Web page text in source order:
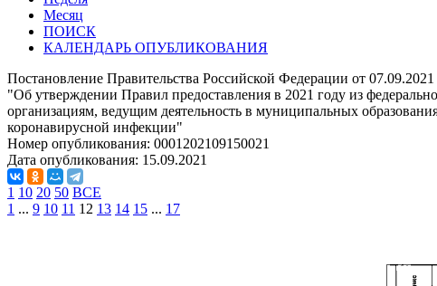
Месяц
ПОИСК
КАЛЕНДАРЬ ОПУБЛИКОВАНИЯ
Постановление Правительства Российской Федерации от
"Об утверждении Правил предоставления в 2021 году из
организациям, ведущим деятельность в муниципальных
коронавирусной инфекции"
Номер опубликования: 0001202109150021
Дата опубликования: 15.09.2021
1 10 20 50 ВСЕ
1 ... 9 10 11 12 13 14 15 ... 17